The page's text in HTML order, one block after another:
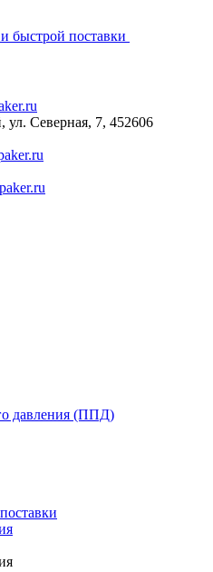
быстрой поставки
ул. Северная, 7, 452606
давления (ППД)